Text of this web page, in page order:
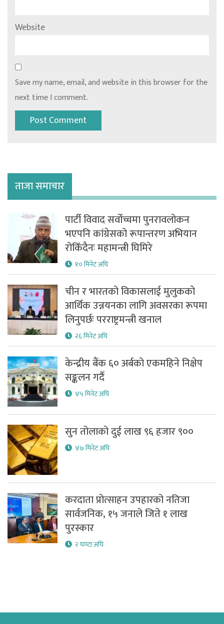
Website
Save my name, email, and website in this browser for the
next time I comment.
ताजा समाचार
पार्टी विवाद सर्वोच्चमा पुनरावलोकन
भएपनि कांग्रेसको रूपान्तरण अभियान
रोकिँदैनः महामन्त्री घिमिरे
१० मिनेट अघि
चीन र भारतको विकासलाई मुलुकको
आर्थिक उन्नयनका लागि अवसरका रूपमा
लिनुपर्छः परराष्ट्रमन्त्री खनाल
२६ मिनेट अघि
केन्द्रीय बैंक ६० अर्बको एकमहिने निक्षेप
सङ्कलन गर्दै
४५ मिनेट अघि
सुन तोलाको दुई लाख ९६ हजार ९००
४७ मिनेट अघि
करदाता प्रोत्साहन उपहारको नतिजा
सार्वजनिक, १५ जनाले जिते १ लाख
पुरस्कार
२ घण्टा अघि